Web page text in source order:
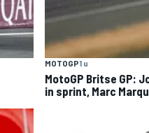
MOTOGP1 u
MotoGP Britse GP:
in sprint, Marc